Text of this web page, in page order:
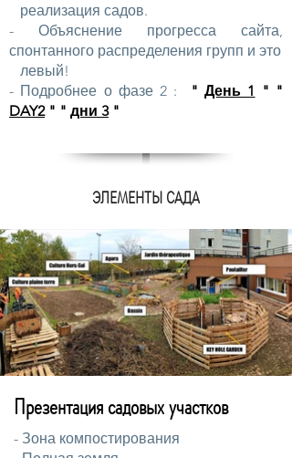
реализация садов.
- Объяснение прогресса сайта,
спонтанного распределения групп и это
левый!
- Подробнее о фазе 2 : " День 1 " "
DAY2" " дни 3"
ЭЛЕМЕНТЫ САДА
Презентация садовых участков
- Зона компостирования